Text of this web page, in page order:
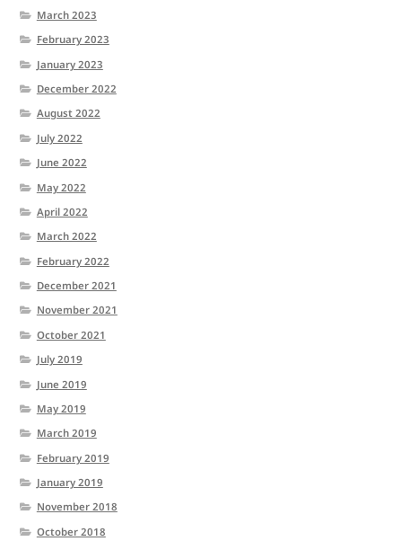
March 2023
February 2023
January 2023
December 2022
August 2022
July 2022
June 2022
May 2022
April 2022
March 2022
February 2022
December 2021
November 2021
October 2021
July 2019
June 2019
May 2019
March 2019
February 2019
January 2019
November 2018
October 2018